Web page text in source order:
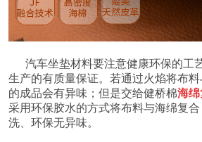
汽车坐垫材料要注意健康环保的工
生产的有质量保证。若通过火焰将布
的成品会有异味；但是交给健桥棉海
采用环保胶水的方式将布料与海绵复
洗、环保无异味。